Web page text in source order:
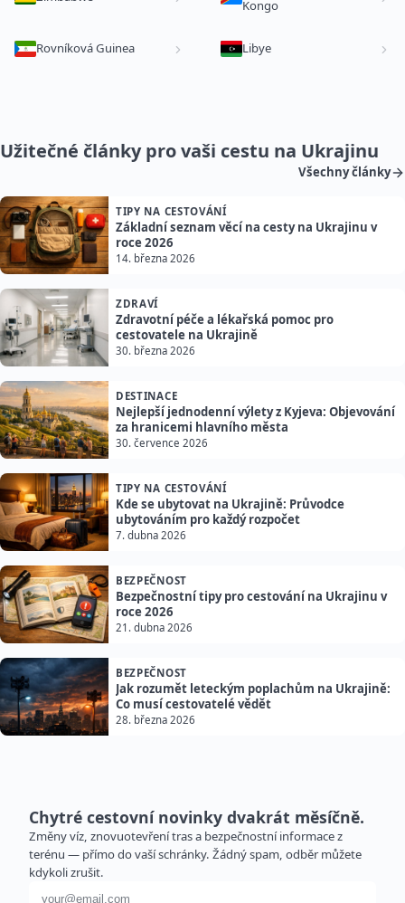
Kongo
Rovníková Guinea Libye
Užitečné články pro vaši cestu na Ukrajinu
Všechny články
TIPY NA CESTOVÁNÍ
Základní seznam věcí na cesty na Ukrajinu v
roce 2026
14. března 2026
ZDRAVÍ
Zdravotní péče a lékařská pomoc pro
cestovatele na Ukrajině
30. března 2026
DESTINACE
Nejlepší jednodenní výlety z Kyjeva: Objevování
za hranicemi hlavního města
30. července 2026
TIPY NA CESTOVÁNÍ
Kde se ubytovat na Ukrajině: Průvodce
ubytováním pro každý rozpočet
7. dubna 2026
BEZPEČNOST
Bezpečnostní tipy pro cestování na Ukrajinu v
roce 2026
21. dubna 2026
BEZPEČNOST
Jak rozumět leteckým poplachům na Ukrajině:
Co musí cestovatelé vědět
28. března 2026
Chytré cestovní novinky dvakrát měsíčně.
Změny víz, znovuotevření tras a bezpečnostní informace z
terénu — přímo do vaší schránky. Žádný spam, odběr můžete
kdykoli zrušit.
E-mailová adresa